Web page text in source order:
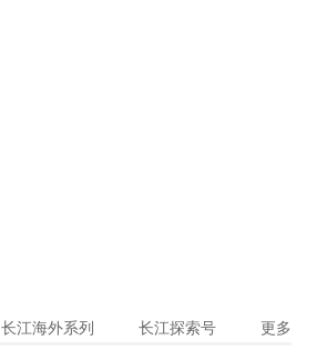
长江海外系列 长江探索号 更多